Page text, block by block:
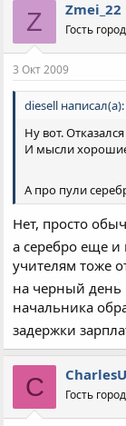
Z Zmei_22
Гость
3 Окт 2009
diesell написал(а):
Ну вот.
И мысли
А про пули
Нет, просто
а серебро еще
учителям тоже
на черный день
начальника
задержки
C Гость